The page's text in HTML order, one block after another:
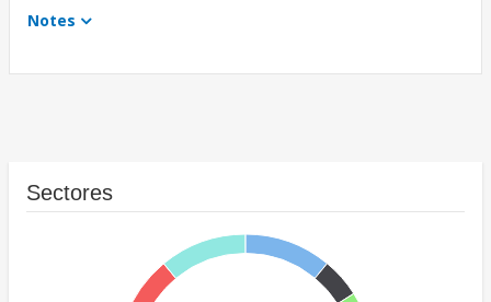
Notes
Sectores